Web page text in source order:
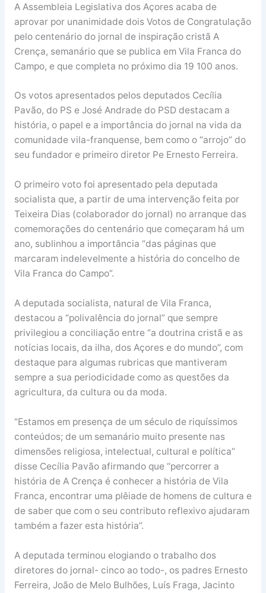
A Assembleia Legislativa dos Açores acaba de
aprovar por unanimidade dois Votos de Congratulação
pelo centenário do jornal de inspiração cristã A
Crença, semanário que se publica em Vila Franca do
Campo, e que completa no próximo dia 19 100 anos.
Os votos apresentados pelos deputados Cecília
Pavão, do PS e José Andrade do PSD destacam a
história, o papel e a importância do jornal na vida da
comunidade vila-franquense, bem como o “arrojo” do
seu fundador e primeiro diretor Pe Ernesto Ferreira.
O primeiro voto foi apresentado pela deputada
socialista que, a partir de uma intervenção feita por
Teixeira Dias (colaborador do jornal) no arranque das
comemorações do centenário que começaram há um
ano, sublinhou a importância “das páginas que
marcaram indelevelmente a história do concelho de
Vila Franca do Campo”.
A deputada socialista, natural de Vila Franca,
destacou a “polivalência do jornal” que sempre
privilegiou a conciliação entre “a doutrina cristã e as
notícias locais, da ilha, dos Açores e do mundo”, com
destaque para algumas rubricas que mantiveram
sempre a sua periodicidade como as questões da
agricultura, da cultura ou da moda.
“Estamos em presença de um século de riquíssimos
conteúdos; de um semanário muito presente nas
dimensões religiosa, intelectual, cultural e política”
disse Cecília Pavão afirmando que “percorrer a
história de A Crença é conhecer a história de Vila
Franca, encontrar uma plêiade de homens de cultura e
de saber que com o seu contributo reflexivo ajudaram
também a fazer esta história”.
A deputada terminou elogiando o trabalho dos
diretores do jornal- cinco ao todo-, os padres Ernesto
Ferreira, João de Melo Bulhões, Luís Fraga, Jacinto